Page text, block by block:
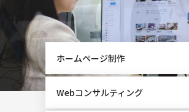
ホームページ制作
Webコンサルティング